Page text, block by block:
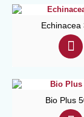
Echinacea
Bio Plus